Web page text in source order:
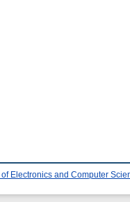
Electronics and Computer